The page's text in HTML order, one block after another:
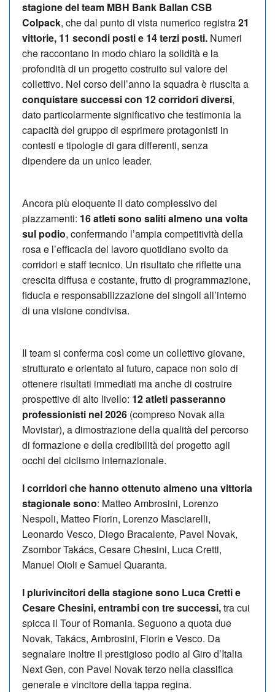
stagione del team MBH Bank Ballan CSB
Colpack, che dal punto di vista numerico registra21
vittorie, 11 secondi posti e 14 terzi posti. Numeri
che raccontano in modo chiaro la solidità e la
profondità di un progetto costruito sul valore del
collettivo. Nel corso dell’anno la squadra è riuscita a
conquistare successi con 12 corridori diversi,
dato particolarmente significativo che testimonia la
capacità del gruppo di esprimere protagonisti in
contesti e tipologie di gara differenti, senza
dipendere da un unico leader.
Ancora più eloquente il dato complessivo dei
piazzamenti: 16 atleti sono saliti almeno una volta
sul podio, confermando l’ampia competitività della
rosa e l’efficacia del lavoro quotidiano svolto da
corridori e staff tecnico. Un risultato che riflette una
crescita diffusa e costante, frutto di programmazione,
fiducia e responsabilizzazione dei singoli all’interno
di una visione condivisa.
Il team si conferma così come un collettivo giovane,
strutturato e orientato al futuro, capace non solo di
ottenere risultati immediati ma anche di costruire
prospettive di alto livello: 12 atleti passeranno
professionisti nel 2026 (compreso Novak alla
Movistar), a dimostrazione della qualità del percorso
di formazione e della credibilità del progetto agli
occhi del ciclismo internazionale.
I corridori che hanno ottenuto almeno una vittoria
stagionale sono: Matteo Ambrosini, Lorenzo
Nespoli, Matteo Fiorin, Lorenzo Masciarelli,
Leonardo Vesco, Diego Bracalente, Pavel Novak,
Zsombor Takács, Cesare Chesini, Luca Cretti,
Manuel Oioli e Samuel Quaranta.
I plurivincitori della stagione sono Luca Cretti e
Cesare Chesini, entrambi con tre successi,tra cui
spicca il Tour of Romania. Seguono a quota due
Novak, Takács, Ambrosini, Fiorin e Vesco. Da
segnalare inoltre il prestigioso podio al Giro d’Italia
Next Gen, con Pavel Novak terzo nella classifica
generale e vincitore della tappa regina.